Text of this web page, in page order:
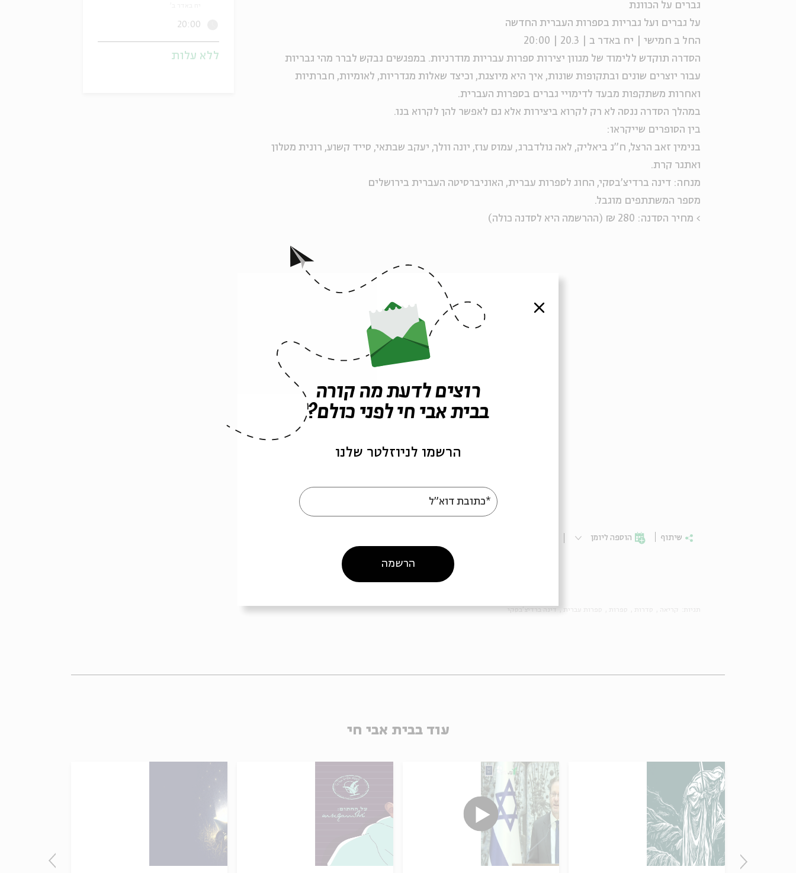
גברים על הכוונת
על גברים ועל גבריות בספרות העברית החדשה
החל ב חמישי | יח באדר ב | 20.3 | 20:00
הסדרה תוקדש ללימוד של מגוון יצירות ספרות עבריות מודרניות. במפגשים נבקש לברר מהי גבריות
עבור יוצרים שונים ובתקופות שונות, איך היא מיוצגת, וכיצד שאלות מגדריות, לאומיות, חברתיות
ואחרות משתקפות מבעד לדימויי גברים בספרות העברית.
במהלך הסדרה ננסה לא רק לקרוא ביצירות אלא גם לאפשר להן לקרוא בנו.
בין הסופרים שייקראו:
בנימין זאב הרצל, ח"נ ביאליק, לאה גולדברג, עמוס עוז, יונה וולך, יעקב שבתאי, סייד קשוע, רונית מטלון
ואתגר קרת.
מנחה: דינה ברדיצ'בסקי, החוג לספרות עברית, האוניברסיטה העברית בירושלים
מספר המשתתפים מוגבל.
> מחיר הסדנה: 280 ₪ (ההרשמה היא לסדנה כולה)
שיתוף הוספה ליומן
ספרות עברית דינה ברדיצ'בסקי
20:00
ללא עלות
עוד בבית אבי חי
סגור
רוצים לדעת מה קורה
בבית אבי חי לפני כולם?
הרשמו לניוזלטר שלנו
*כתובת דוא"ל
הרשמה